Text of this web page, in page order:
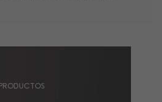
PRODUCTOS